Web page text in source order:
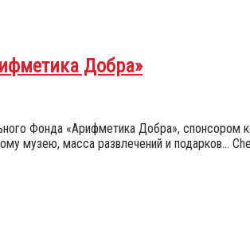
Добра»
Фонда «Арифметика Добра», спонсором
музею, масса развлечений и подарков…